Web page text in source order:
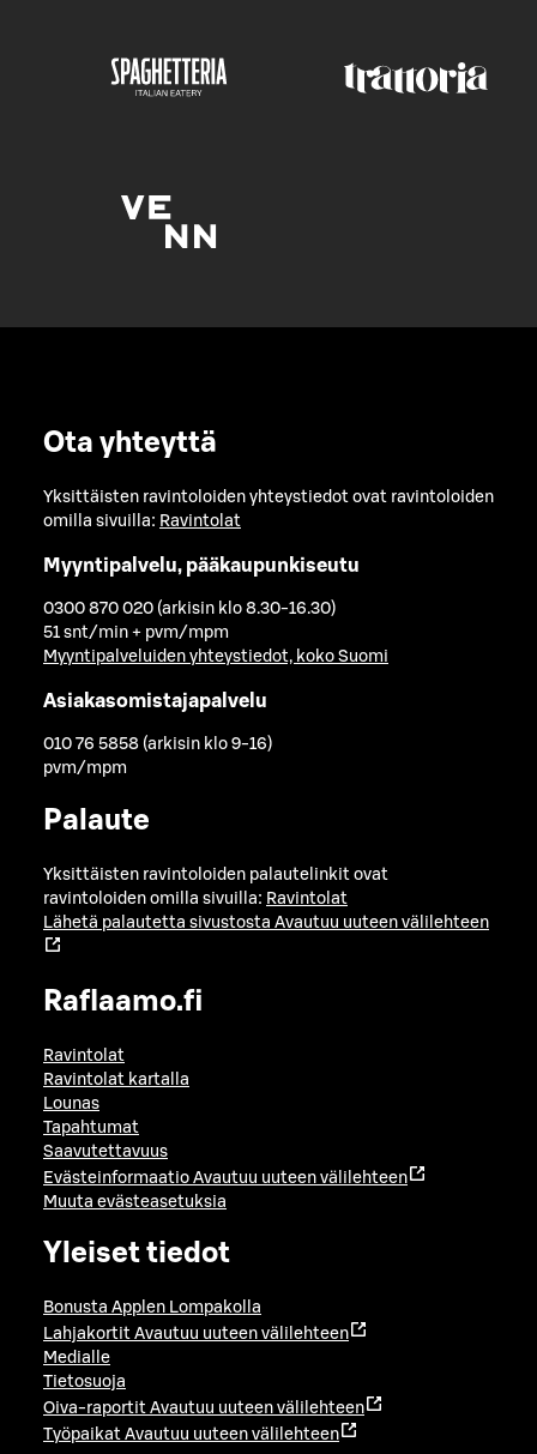
Ota yhteyttä
Yksittäisten ravintoloiden yhteystiedot ovat ravintoloiden
omilla sivuilla: Ravintolat
Myyntipalvelu, pääkaupunkiseutu
0300 870 020 (arkisin klo 8.30-16.30)
51 snt/min + pvm/mpm
Myyntipalveluiden yhteystiedot, koko Suomi
Asiakasomistajapalvelu
010 76 5858 (arkisin klo 9-16)
pvm/mpm
Palaute
Yksittäisten ravintoloiden palautelinkit ovat
ravintoloiden omilla sivuilla: Ravintolat
Lähetä palautetta sivustosta Avautuu uuteen välilehteen
Raflaamo.fi
Ravintolat
Ravintolat kartalla
Lounas
Tapahtumat
Saavutettavuus
Evästeinformaatio Avautuu uuteen välilehteen
Muuta evästeasetuksia
Yleiset tiedot
Bonusta Applen Lompakolla
Lahjakortit Avautuu uuteen välilehteen
Medialle
Tietosuoja
Oiva-raportit Avautuu uuteen välilehteen
Työpaikat Avautuu uuteen välilehteen